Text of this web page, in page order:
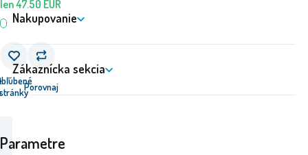
len47.50 EUR
stránkyPorovnaj
Parametre
Nakupovanie
Zákaznícka sekcia